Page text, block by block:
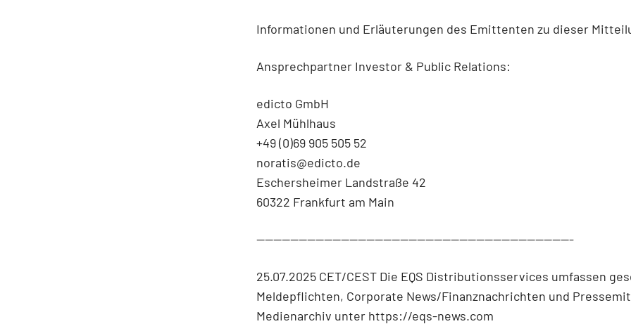
Informationen und Erläuterungen des Emittenten zu dieser
Ansprechpartner Investor & Public Relations:
edicto GmbH
Axel Mühlhaus
+49 (0)69 905 505 52
noratis@edicto.de
Eschersheimer Landstraße 42
60322 Frankfurt am Main
---------------------------------------------------------------------------
25.07.2025 CET/CEST Die EQS Distributionsservices umfassen
Meldepflichten, Corporate News/Finanznachrichten und
Medienarchiv unter https://eqs-news.com